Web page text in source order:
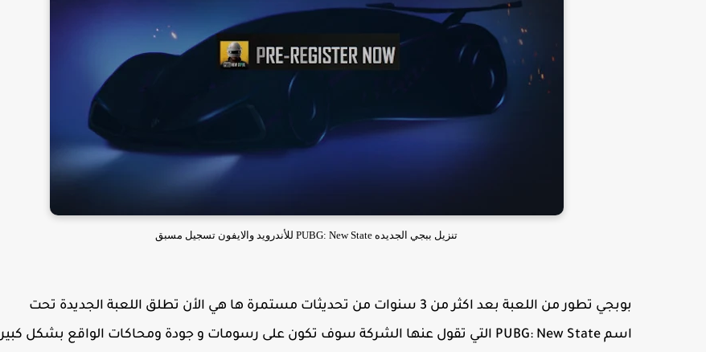
تنزيل ببجي الجديده PUBG: New State للأندرويد والايفون تسجيل مسبق
بوبجي تطور من اللعبة بعد اكثر من 3 سنوات من تحديثات مستمرة ها هي الأن تطلق اللعبة الجديدة تحت
اسم PUBG: New State التي تقول عنها الشركة سوف تكون على رسومات و جودة ومحاكات الواقع بشكل كبير